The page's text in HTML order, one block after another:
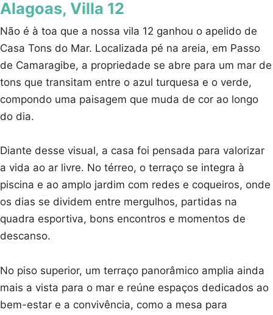
Alagoas, Villa 12
Não é à toa que a nossa vila 12 ganhou o apelido de
Casa Tons do Mar. Localizada pé na areia, em Passo
de Camaragibe, a propriedade se abre para um mar de
tons que transitam entre o azul turquesa e o verde,
compondo uma paisagem que muda de cor ao longo
do dia.
Diante desse visual, a casa foi pensada para valorizar
a vida ao ar livre. No térreo, o terraço se integra à
piscina e ao amplo jardim com redes e coqueiros, onde
os dias se dividem entre mergulhos, partidas na
quadra esportiva, bons encontros e momentos de
descanso.
No piso superior, um terraço panorâmico amplia ainda
mais a vista para o mar e reúne espaços dedicados ao
bem-estar e a convivência, como a mesa para